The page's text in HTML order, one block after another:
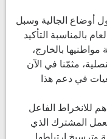
أوضاع الجالية وسبل
بالمناسبة التأكيد
بالخارج،
مثمّنا في الآن
في دعم هذا
للانخراط الفاعل
المشترك الذي